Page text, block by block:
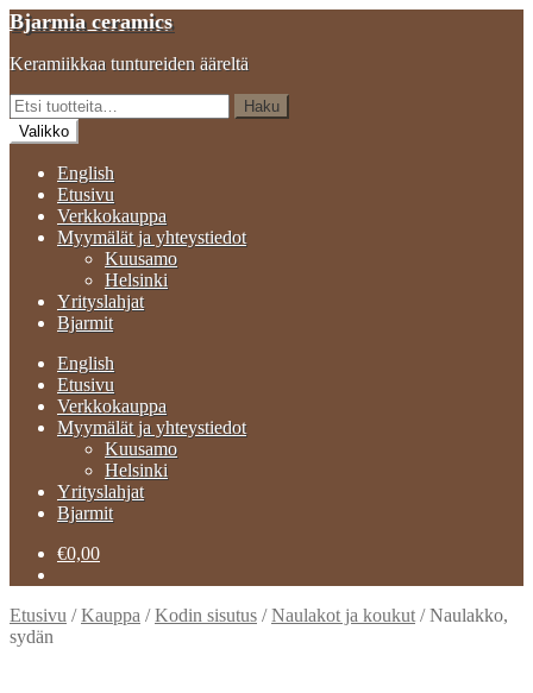
Siirry
navigointiin
Siirry
sisältöön
Bjarmia ceramics
Keramiikkaa tuntureiden ääreltä
Etsi:
Haku
Valikko
English
Etusivu
Verkkokauppa
Myymälät ja yhteystiedot
Kuusamo
Helsinki
Yrityslahjat
Bjarmit
English
Etusivu
Verkkokauppa
Myymälät ja yhteystiedot
Kuusamo
Helsinki
Yrityslahjat
Bjarmit
€0,00
Etusivu /Kauppa /Kodin sisutus /Naulakot ja koukut /Naulakko,
sydän